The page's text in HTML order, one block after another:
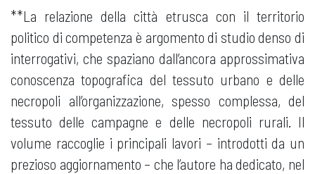
**La relazione della città etrusca con il territorio
politico di competenza è argomento di studio denso di
interrogativi, che spaziano dall’ancora approssimativa
conoscenza topografica del tessuto urbano e delle
necropoli all’organizzazione, spesso complessa, del
tessuto delle campagne e delle necropoli rurali. Il
volume raccoglie i principali lavori – introdotti da un
prezioso aggiornamento – che l’autore ha dedicato, nel